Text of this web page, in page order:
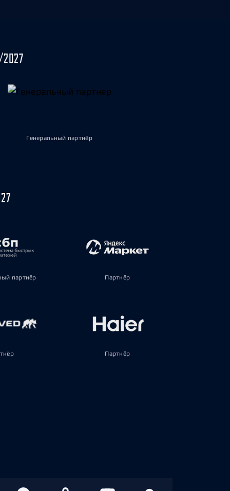
Генеральный партнёр
партнёр Партнёр
Партнёр